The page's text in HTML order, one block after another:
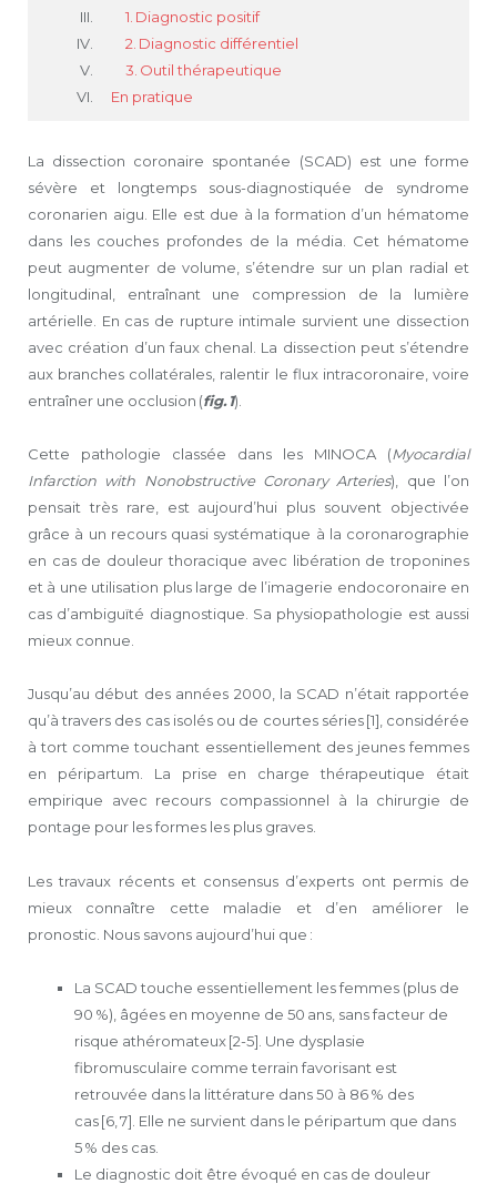
1. Diagnostic positif
2. Diagnostic différentiel
3. Outil thérapeutique
En pratique
La dissection coronaire spontanée (SCAD) est une forme
sévère et longtemps sous-diagnostiquée de syndrome
coronarien aigu. Elle est due à la formation d’un hématome
dans les couches profondes de la média. Cet hématome
peut augmenter de volume, s’étendre sur un plan radial et
longitudinal, entraînant une compression de la lumière
artérielle. En cas de rupture intimale survient une dissection
avec création d’un faux chenal. La dissection peut s’étendre
aux branches collatérales, ralentir le flux intracoronaire, voire
entraîner une occlusion (fig. 1).
Cette pathologie classée dans les MINOCA (Myocardial
Infarction with Nonobstructive Coronary Arteries), que l’on
pensait très rare, est aujourd’hui plus souvent objectivée
grâce à un recours quasi systématique à la coronarographie
en cas de douleur thoracique avec libération de troponines
et à une utilisation plus large de l’imagerie endocoronaire en
cas d’ambiguïté diagnostique. Sa physiopathologie est aussi
mieux connue.
Jusqu’au début des années 2000, la SCAD n’était rapportée
qu’à travers des cas isolés ou de courtes séries [1], considérée
à tort comme touchant essentiellement des jeunes femmes
en péripartum. La prise en charge thérapeutique était
empirique avec recours compassionnel à la chirurgie de
pontage pour les formes les plus graves.
Les travaux récents et consensus d’experts ont permis de
mieux connaître cette maladie et d’en améliorer le
pronostic. Nous savons aujourd’hui que :
La SCAD touche essentiellement les femmes (plus de
90 %), âgées en moyenne de 50 ans, sans facteur de
risque athéromateux [2-5]. Une dysplasie
fibromusculaire comme terrain favorisant est
retrouvée dans la littérature dans 50 à 86 % des
cas [6, 7]. Elle ne survient dans le péripartum que dans
5 % des cas.
Le diagnostic doit être évoqué en cas de douleur